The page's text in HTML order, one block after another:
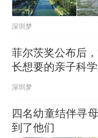
深圳梦
菲尔茨奖公布后
长想要的亲子科
学秀》终于要来了
深圳梦
四名幼童结伴寻
到了他们